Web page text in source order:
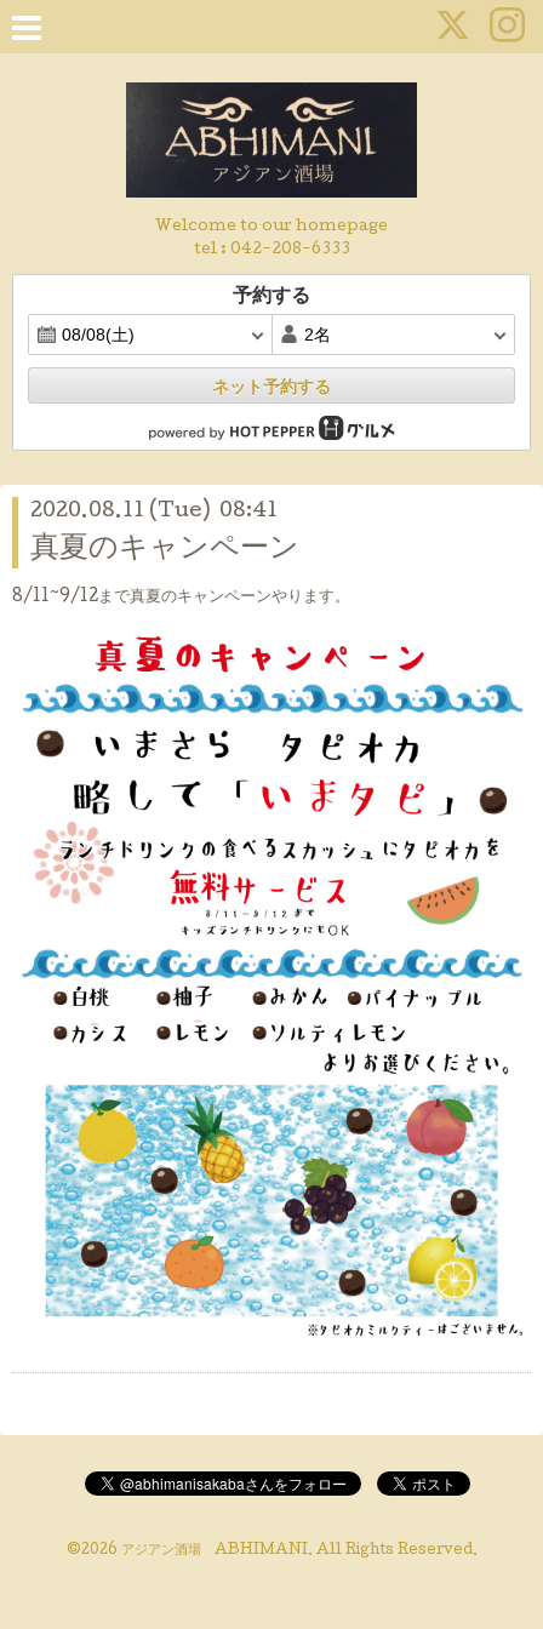
Welcome to our homepage
tel : 042-208-6333
予約する
ネット予約する
2020.08.11 (Tue) 08:41
真夏のキャンペーン
8/11~9/12まで真夏のキャンペーンやります。
©2026 アジアン酒場 ABHIMANI. All Rights Reserved.